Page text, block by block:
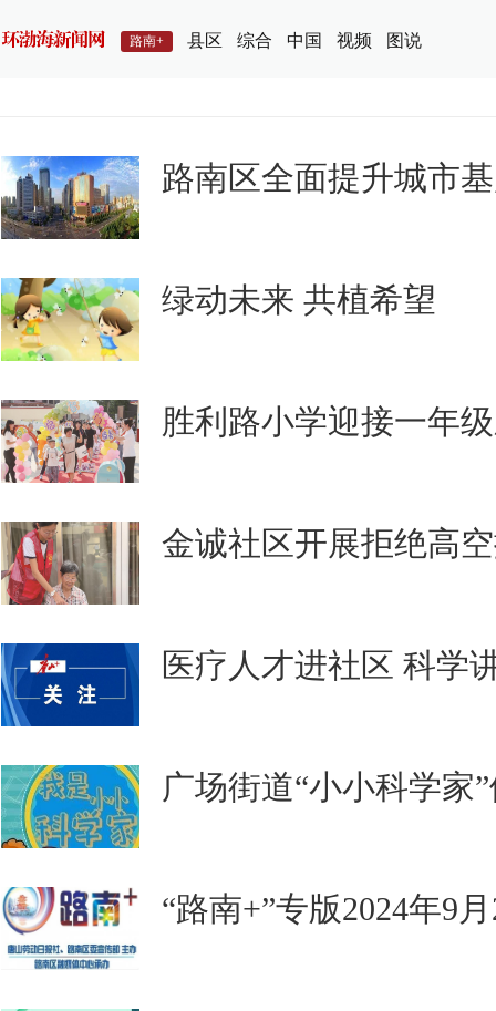
路南+ 县区 综合 中国 视频 图说
路南区全面提升城市
绿动未来 共植希望
胜利路小学迎接一年
金诚社区开展拒绝高
医疗人才进社区 科学
广场街道“小小科学家
“路南+”专版2024年9